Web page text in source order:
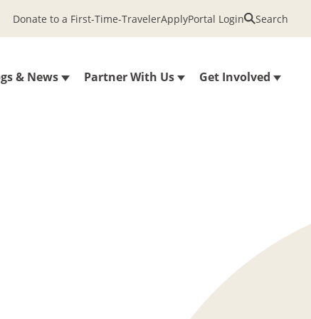
& News Partner With Us Get Involved
Donate to a First-Time-TravelerApplyPortal Login Search